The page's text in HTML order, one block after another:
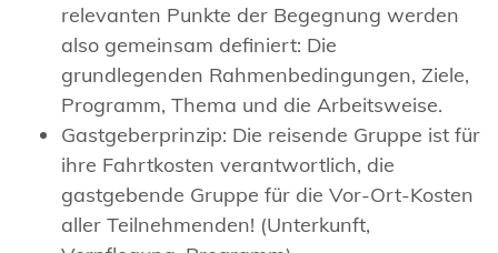
relevanten Punkte der Begegnung werden
also gemeinsam definiert: Die
grundlegenden Rahmenbedingungen, Ziele,
Programm, Thema und die Arbeitsweise.
Gastgeberprinzip: Die reisende Gruppe ist für
ihre Fahrtkosten verantwortlich, die
gastgebende Gruppe für die Vor-Ort-Kosten
aller Teilnehmenden! (Unterkunft,